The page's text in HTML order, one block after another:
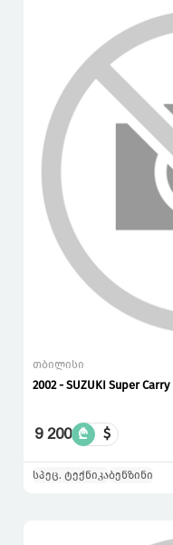
თბილისი
2002 - SUZUKI Super Carry
9 200 ₾ $
სპეც. ტექნიკაბენზინი